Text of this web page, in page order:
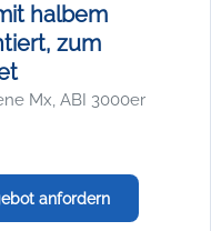
halbem
zum
Mx, ABI 3000er
anfordern